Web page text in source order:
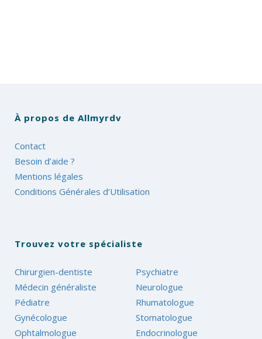
À propos de Allmyrdv
Contact
Besoin d’aide ?
Mentions légales
Conditions Générales d’Utilisation
Trouvez votre spécialiste
Chirurgien-dentiste
Médecin généraliste
Pédiatre
Gynécologue
Ophtalmologue
Psychiatre
Neurologue
Rhumatologue
Stomatologue
Endocrinologue